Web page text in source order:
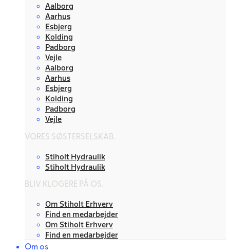
Aalborg
Aarhus
Esbjerg
Kolding
Padborg
Vejle
Aalborg
Aarhus
Esbjerg
Kolding
Padborg
Vejle
VORES SØSTERSELSKAB.
Stiholt Hydraulik
Stiholt Hydraulik
BLIV KLOGERE PÅ OS.
Om Stiholt Erhverv
Find en medarbejder
Om Stiholt Erhverv
Find en medarbejder
Om os